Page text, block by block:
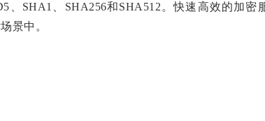
SHA1、SHA256和SHA512。快速高效的加密
景中。